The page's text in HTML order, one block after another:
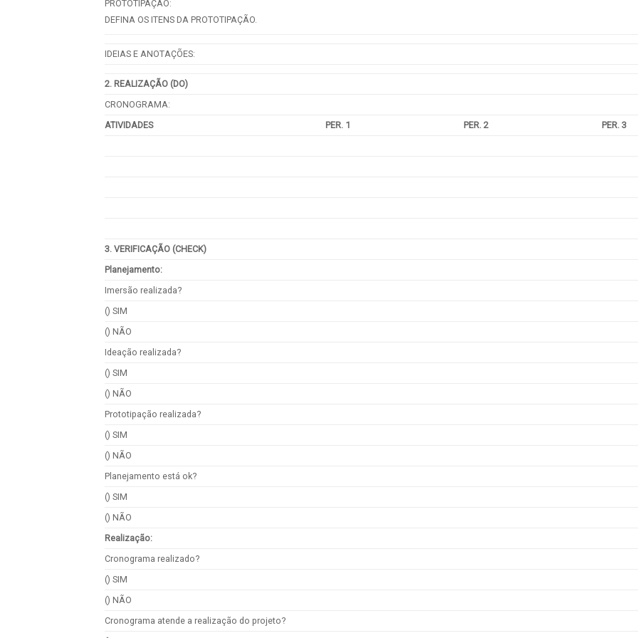
PROTOTIPAÇÃO:
DEFINA OS ITENS DA PROTOTIPAÇÃO.
IDEIAS E ANOTAÇÕES:
2. REALIZAÇÃO (DO)
CRONOGRAMA:
ATIVIDADES
PER. 1 PER. 2 PER. 3
3. VERIFICAÇÃO (CHECK)
Planejamento:
Imersão realizada?
() SIM
() NÃO
Ideação realizada?
() SIM
() NÃO
Prototipação realizada?
() SIM
() NÃO
Planejamento está ok?
() SIM
() NÃO
Realização:
Cronograma realizado?
() SIM
() NÃO
Cronograma atende a realização do projeto?